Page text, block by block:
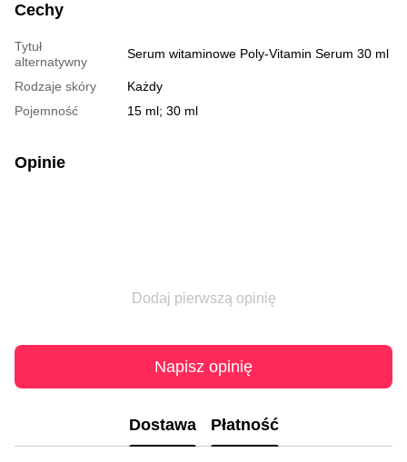
Cechy
Tytuł
alternatywny
Serum witaminowe Poly-Vitamin Serum 30 ml
Rodzaje skóry
Każdy
Pojemność
15 ml; 30 ml
Opinie
Dodaj pierwszą opinię
Napisz opinię
Dostawa Płatność